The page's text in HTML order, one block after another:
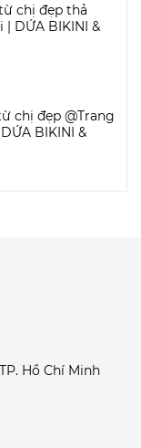
chị đẹp thả
DỨA BIKINI &
chị đẹp @Trang
BIKINI &
Hồ Chí Minh